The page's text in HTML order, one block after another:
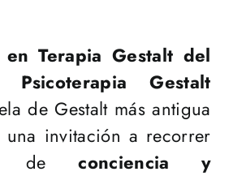
en Terapia Gestalt del
Gestalt
de Gestalt más antigua
una invitación a recorrer
deconciencia y